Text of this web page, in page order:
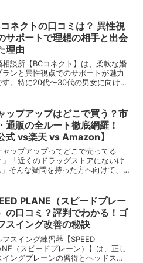
を得ています。 簡単設定: わずか3分
ー...
ネクトの口コミは？ 異性視
サポートで理想の相手と出会
理由
相談所【BCコネクト】は、柔軟な婚
ランと異性視点でのサポートが魅力
す。特に20代〜30代の男女に向け
用者が「丁寧なサポートがある」
心して相談できた」...
ップアップはどこで買う？市
通販の全ルート徹底網羅！
式 vs楽天 vs Amazon】
ャップアップってどこで売ってる
」「近くのドラッグストアにないけ
そんな疑問を持った方へ向けて、
るチャップアップですが、実際に店
見つけられなかった...
PLANE（スピードプレー
の口コミ？評判でわかる！ゴ
スイング改善の秘訣
フスイング練習器【SPEED
（スピードプレーン）】は、正し
イングプレーンの習得とヘッドスピ